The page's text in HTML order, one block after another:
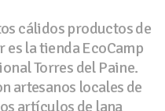
cálidos productos de
es la tienda EcoCamp
Torres del Paine.
artesanos locales de
artículos de lana